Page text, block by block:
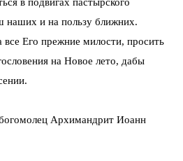
наших и на пользу ближних.
все Его прежние милости, просить
на Новое лето, дабы
Архимандрит Иоанн